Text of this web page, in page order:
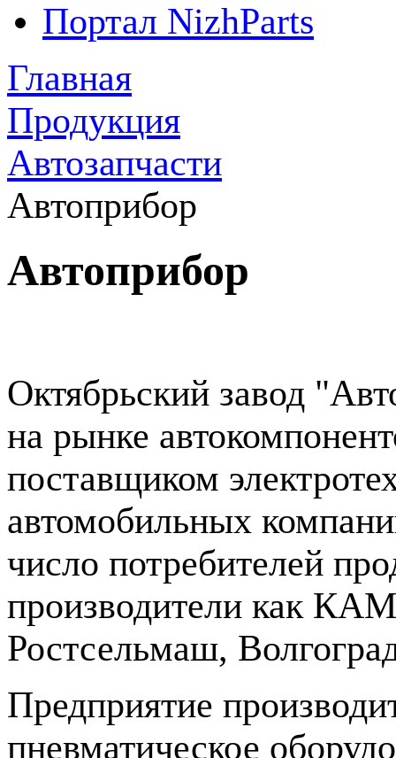
Портал NizhParts
Главная
Продукция
Автозапчасти
Автоприбор
Автоприбор
Октябрьский завод
на рынке
поставщиком
автомобильных
число потребителей
производители как
Ростсельмаш,
Предприятие
пневматическое